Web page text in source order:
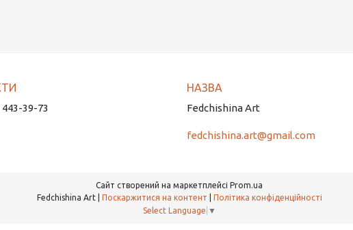
443-39-73 Fedchishina Art
fedchishina.art@gmail.com
Сайт створений на маркетплейсі Prom.ua
Поскаржитися на контент
Політика конфіденційності
Select Language ▼